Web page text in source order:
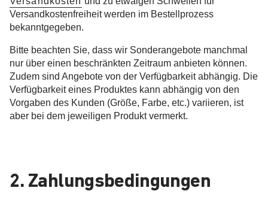
Versandkostenfreiheit werden im Bestellprozess
bekanntgegeben.
Bitte beachten Sie, dass wir Sonderangebote manchmal
nur über einen beschränkten Zeitraum anbieten können.
Zudem sind Angebote von der Verfügbarkeit abhängig. Die
Verfügbarkeit eines Produktes kann abhängig von den
Vorgaben des Kunden (Größe, Farbe, etc.) variieren, ist
aber bei dem jeweiligen Produkt vermerkt.
2. Zahlungsbedingungen